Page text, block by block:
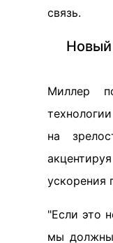
связь.
Новый
Миллер
на
ускорения
"Если это
мы должны